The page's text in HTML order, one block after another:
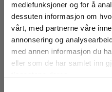
mediefunksjoner og for å
dessuten informasjon om
vårt, med partnerne våre
annonsering og
med annen informasjon du
eller som de har samlet inn
Oppgradering av
fra Standard til PRO